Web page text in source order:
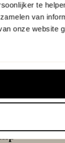
te
van
onze website